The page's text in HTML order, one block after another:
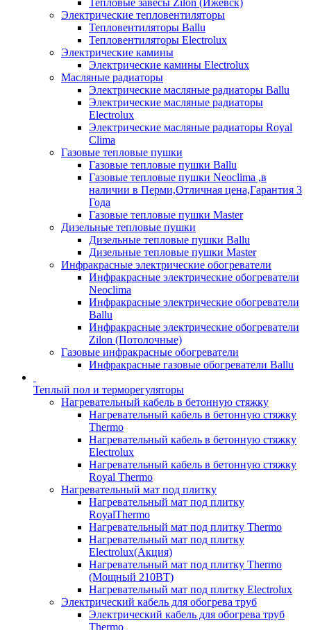
Тепловые завесы Zilon (Ижевск)
Электрические тепловентиляторы
Тепловентиляторы Ballu
Тепловентиляторы Electrolux
Электрические камины
Электрические камины Electrolux
Масляные радиаторы
Электрические масляные радиаторы Ballu
Электрические масляные радиаторы
Electrolux
Электрические масляные радиаторы Royal
Clima
Газовые тепловые пушки
Газовые тепловые пушки Ballu
Газовые тепловые пушки Neoclima ,в
наличии в Перми,Отличная цена,Гарантия 3
Года
Газовые тепловые пушки Master
Дизельные тепловые пушки
Дизельные тепловые пушки Ballu
Дизельные тепловые пушки Master
Инфракрасные электрические обогреватели
Инфракрасные электрические обогреватели
Neoclima
Инфракрасные электрические обогреватели
Ballu
Инфракрасные электрические обогреватели
Zilon (Потолочные)
Газовые инфракрасные обогреватели
Инфракрасные газовые обогреватели Ballu
Теплый пол и терморегуляторы
Нагревательный кабель в бетонную стяжку
Нагревательный кабель в бетонную стяжку
Thermo
Нагревательный кабель в бетонную стяжку
Electrolux
Нагревательный кабель в бетонную стяжку
Royal Thermo
Нагревательный мат под плитку
Нагревательный мат под плитку
RoyalThermo
Нагревательный мат под плитку Thermo
Нагревательный мат под плитку
Electrolux(Акция)
Нагревательный мат под плитку Thermo
(Мощный 210ВТ)
Нагревательный мат под плитку Electrolux
Электрический кабель для обогрева труб
Электрический кабель для обогрева труб
Thermo